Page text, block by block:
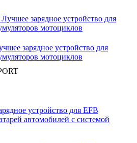
зарядное устройство для
мотоциклов